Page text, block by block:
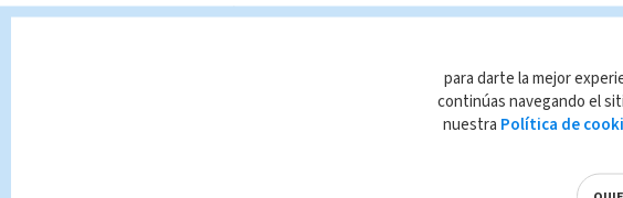
‘Cuando hablaba ella, yo di gracias por
‘Qué grosera Vanessa Claudio
‘Siempre es así, interrumpe y si
hubieran puesto a Vanessa Claudio sola.
demás, o se luce o cree que sigue en el
‘Ya que se calle. No deja hablar a Alicia
para darte la mejor
continúas navegando el
nuestra Política de